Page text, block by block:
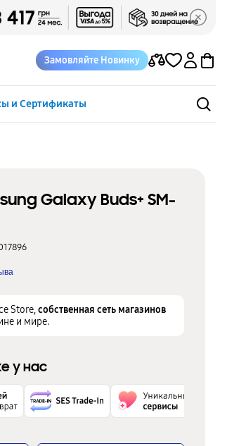
Замовляйте Новинку
и Сертификаты
Galaxy Buds+ SM-
Store,собственная сеть магазинов
и мире.
у нас